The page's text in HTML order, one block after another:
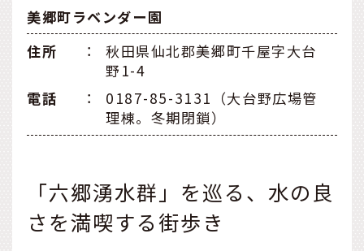
美郷町ラベンダー園
住所
：
秋田県仙北郡美郷町千屋字大台
野1-4
電話
：
0187-85-3131（大台野広場管
理棟。冬期閉鎖）
「六郷湧水群」を巡る、水の良
さを満喫する街歩き